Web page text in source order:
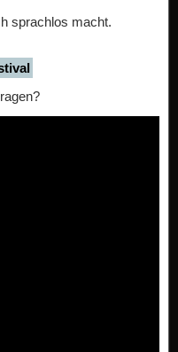
sprachlos macht.